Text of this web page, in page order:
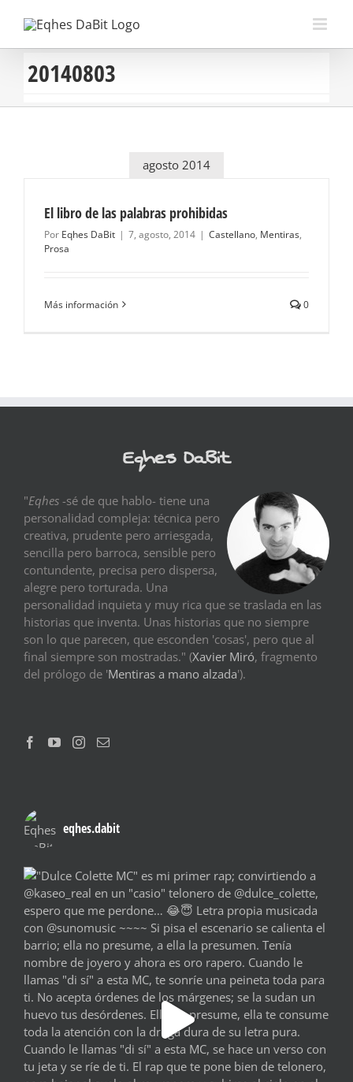
20140803
agosto 2014
El libro de las palabras prohibidas
Por Eqhes DaBit | 7, agosto, 2014 | Castellano, Mentiras,
Prosa
Más información 0
Eqhes DaBit
"Eqhes -sé de que hablo- tiene una
personalidad compleja: técnica pero
creativa, prudente pero arriesgada,
sencilla pero barroca, sensible pero
contundente, precisa pero dispersa,
alegre pero torturada. Una
personalidad inquieta y muy rica que se traslada en las
historias que inventa. Unas historias que no siempre
son lo que parecen, que esconden 'cosas', pero que al
final siempre son mostradas." (Xavier Miró, fragmento
del prólogo de 'Mentiras a mano alzada').
eqhes.dabit